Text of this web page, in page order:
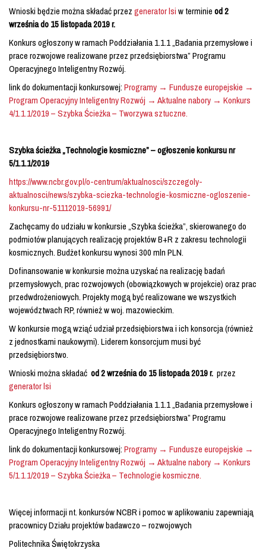
Wnioski będzie można składać przezgenerator lsiw terminieod 2
września do 15 listopada 2019 r.
Konkurs ogłoszony w ramach Poddziałania 1.1.1 „Badania przemysłowe i
prace rozwojowe realizowane przez przedsiębiorstwa” Programu
Operacyjnego Inteligentny Rozwój.
link do dokumentacji konkursowej:Programy → Fundusze europejskie →
Program Operacyjny Inteligentny Rozwój → Aktualne nabory → Konkurs
4/1.1.1/2019 – Szybka Ścieżka – Tworzywa sztuczne.
Szybka ścieżka „Technologie kosmiczne” – ogłoszenie konkursu nr
5/1.1.1/2019
https://www.ncbr.gov.pl/o-centrum/aktualnosci/szczegoly-
aktualnosci/news/szybka-sciezka-technologie-kosmiczne-ogloszenie-
konkursu-nr-51112019-56991/
Zachęcamy do udziału w konkursie „Szybka ścieżka”, skierowanego do
podmiotów planujących realizację projektów B+R z zakresu technologii
kosmicznych. Budżet konkursu wynosi 300 mln PLN.
Dofinansowanie w konkursie można uzyskać na realizację badań
przemysłowych, prac rozwojowych (obowiązkowych w projekcie) oraz prac
przedwdrożeniowych. Projekty mogą być realizowane we wszystkich
województwach RP, również w woj. mazowieckim.
W konkursie mogą wziąć udział przedsiębiorstwa i ich konsorcja (również
z jednostkami naukowymi). Liderem konsorcjum musi być
przedsiębiorstwo.
Wnioski można składać od 2 września do 15 listopada 2019 r. przez
generator lsi
Konkurs ogłoszony w ramach Poddziałania 1.1.1 „Badania przemysłowe i
prace rozwojowe realizowane przez przedsiębiorstwa” Programu
Operacyjnego Inteligentny Rozwój.
link do dokumentacji konkursowej:Programy → Fundusze europejskie →
Program Operacyjny Inteligentny Rozwój → Aktualne nabory → Konkurs
5/1.1.1/2019 – Szybka Ścieżka – Technologie kosmiczne.
Więcej informacji nt. konkursów NCBR i pomoc w aplikowaniu zapewniają
pracownicy Działu projektów badawczo – rozwojowych
Politechnika Świętokrzyska